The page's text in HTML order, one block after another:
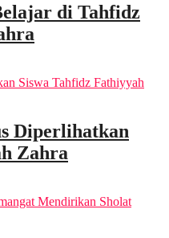
di Tahfidz
Diperlihatkan
Zahra